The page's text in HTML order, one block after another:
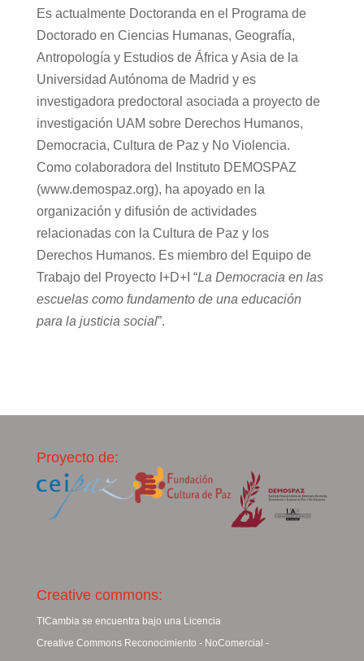
Es actualmente Doctoranda en el Programa de
Doctorado en Ciencias Humanas, Geografía,
Antropología y Estudios de África y Asia de la
Universidad Autónoma de Madrid y es
investigadora predoctoral asociada a proyecto de
investigación UAM sobre Derechos Humanos,
Democracia, Cultura de Paz y No Violencia.
Como colaboradora del Instituto DEMOSPAZ
(www.demospaz.org), ha apoyado en la
organización y difusión de actividades
relacionadas con la Cultura de Paz y los
Derechos Humanos. Es miembro del Equipo de
Trabajo del Proyecto I+D+I “La Democracia en las
escuelas como fundamento de una educación
para la justicia social”.
Proyecto de:
Creative commons:
TICambia se encuentra bajo una Licencia
Creative Commons Reconocimiento - NoComercial -